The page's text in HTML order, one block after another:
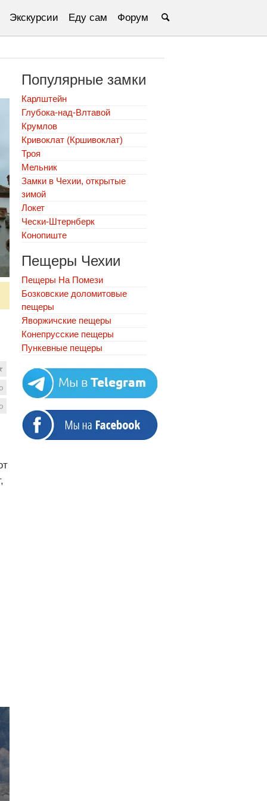
Экскурсии Еду сам Форум
Популярные замки
Карлштейн
Глубока-над-Влтавой
Крумлов
Кривоклат (Кршивоклат)
Троя
Мельник
Замки в Чехии, открытые
зимой
Локет
Чески-Штернберк
Конопиште
Пещеры Чехии
Пещеры На Помези
Бозковские доломитовые
пещеры
Яворжичские пещеры
Конепрусские пещеры
Пункевныe пещеры